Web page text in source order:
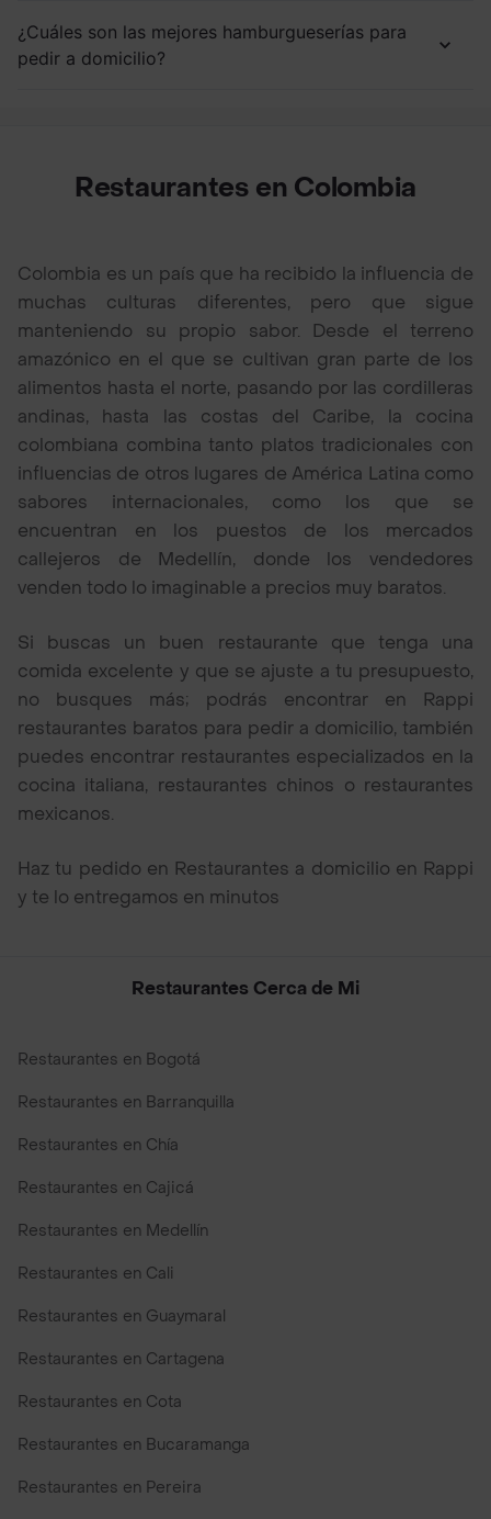
¿Cuáles son las mejores hamburgueserías para
pedir a domicilio?
Restaurantes en Colombia
Colombia es un país que ha recibido la influencia de
muchas culturas diferentes, pero que sigue
manteniendo su propio sabor. Desde el terreno
amazónico en el que se cultivan gran parte de los
alimentos hasta el norte, pasando por las cordilleras
andinas, hasta las costas del Caribe, la cocina
colombiana combina tanto platos tradicionales con
influencias de otros lugares de América Latina como
sabores internacionales, como los que se
encuentran en los puestos de los mercados
callejeros de Medellín, donde los vendedores
venden todo lo imaginable a precios muy baratos.
Si buscas un buen restaurante que tenga una
comida excelente y que se ajuste a tu presupuesto,
no busques más; podrás encontrar en Rappi
restaurantes baratos para pedir a domicilio, también
puedes encontrar restaurantes especializados en la
cocina italiana, restaurantes chinos o restaurantes
mexicanos.
Haz tu pedido en Restaurantes a domicilio en Rappi
y te lo entregamos en minutos
Restaurantes Cerca de Mi
Restaurantes en Bogotá
Restaurantes en Barranquilla
Restaurantes en Chía
Restaurantes en Cajicá
Restaurantes en Medellín
Restaurantes en Cali
Restaurantes en Guaymaral
Restaurantes en Cartagena
Restaurantes en Cota
Restaurantes en Bucaramanga
Restaurantes en Pereira